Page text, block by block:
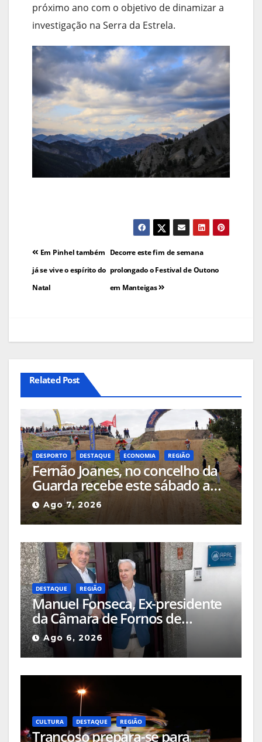
próximo ano com o objetivo de dinamizar a
investigação na Serra da Estrela.
Navegação
de
artigos
Decorre este fim de semana
prolongado o Festival de Outono
em Manteigas
Em Pinhel também
já se vive o espírito do
Natal
Related Post
DESPORTO DESTAQUE ECONOMIA REGIÃO
Fernão Joanes, no concelho da
Guarda recebe este sábado a
Etapa do Campeonato Nacional
de Supercross
Ago 7, 2026
DESTAQUE REGIÃO
Manuel Fonseca, Ex-presidente
da Câmara de Fornos de
Algodres foi nomeado Diretor
Delegado APAL-SIM (Águas
Públicas em Altitude, Serviços
Intermunicipalizados)
Ago 6, 2026
CULTURA DESTAQUE REGIÃO
Trancoso prepara-se para